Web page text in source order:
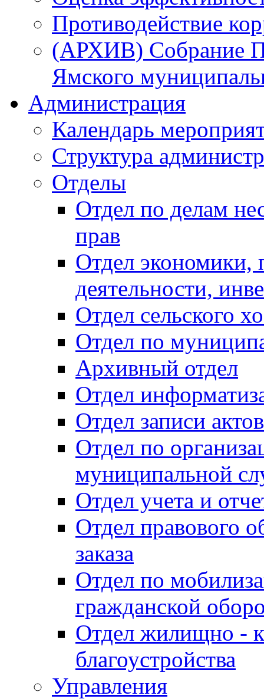
Противодействие
(АРХИВ) Собрание
Ямского
Администрация
Календарь
Структура
Отделы
Отдел по делам
прав
Отдел экономики,
деятельности,
Отдел сельского
Отдел по
Архивный отдел
Отдел
Отдел записи
Отдел по
муниципальной
Отдел учета и
Отдел правового
заказа
Отдел по
гражданской
Отдел жилищно -
благоустройства
Управления